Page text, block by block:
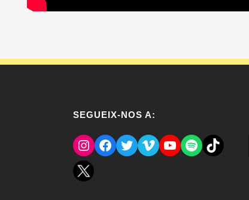
SEGUEIX-NOS A:
Instagram
Facebook
TwitterVimeoYouTube
SpotifyEl Tik Tok del Regina.